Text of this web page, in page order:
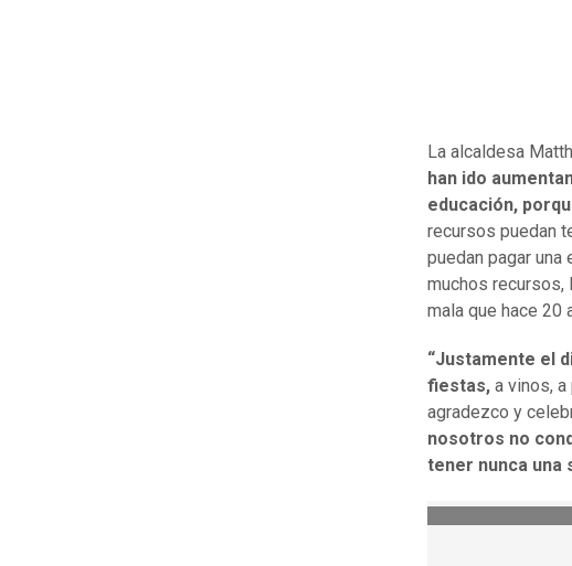
La alcaldesa
han ido
educación,
recursos puedan
puedan pagar una
muchos recursos,
mala que hace 20
“Justamente el
fiestas, a vinos, a
agradezco y
nosotros no
tener nunca una